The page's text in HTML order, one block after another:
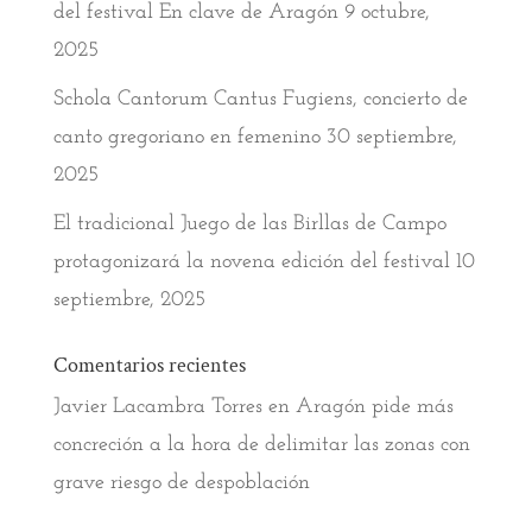
del festival En clave de Aragón 9 octubre,
2025
Schola Cantorum Cantus Fugiens, concierto de
canto gregoriano en femenino 30 septiembre,
2025
El tradicional Juego de las Birllas de Campo
protagonizará la novena edición del festival 10
septiembre, 2025
Comentarios recientes
Javier Lacambra Torresen Aragón pide más
concreción a la hora de delimitar las zonas con
grave riesgo de despoblación